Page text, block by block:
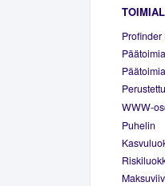
Profinder
Perustettu
WWW-
Puhelin